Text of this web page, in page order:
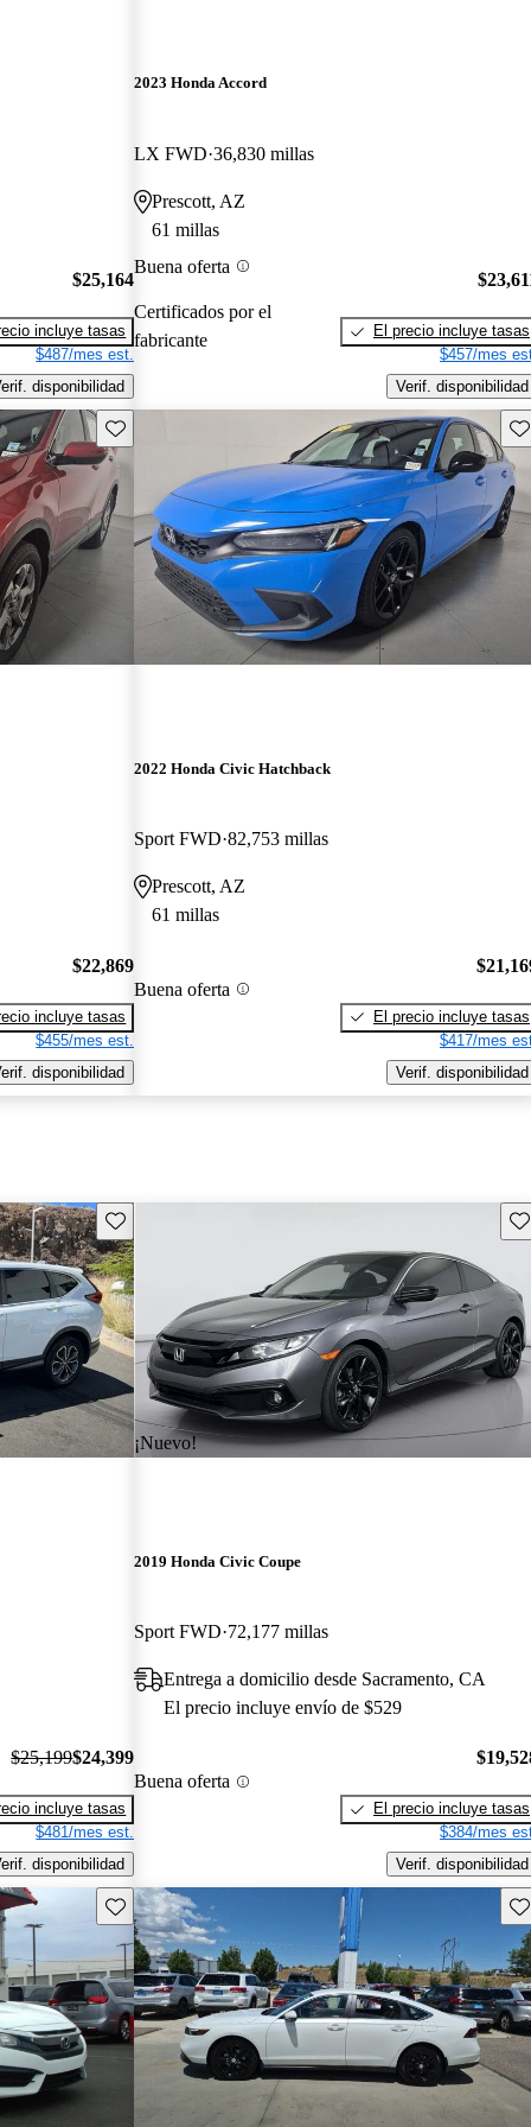
$25,164
incluye tasas
$487/mes est.
disponibilidad
2023 Honda Accord
LX FWD 36,830 millas
Prescott, AZ
61 millas
Buena oferta
Certificados por el
fabricante
El precio incluye tasas
$457/mes
Verif. disponibilidad
Guarda este Aviso
$22,869
incluye tasas
$455/mes est.
disponibilidad
2022 Honda Civic Hatchback
Sport FWD 82,753 millas
Prescott, AZ
61 millas
Buena oferta
El precio incluye tasas
$417/mes
Verif. disponibilidad
Guarda este Aviso
$25,199$24,399
incluye tasas
$481/mes est.
disponibilidad
¡Nuevo!
2019 Honda Civic Coupe
Sport FWD 72,177 millas
Entrega a domicilio desde Sacramento, CA
El precio incluye envío de $529
Buena oferta
El precio incluye tasas
$384/mes
Verif. disponibilidad
Guarda este Aviso